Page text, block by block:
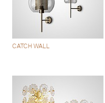
CATCH WALL